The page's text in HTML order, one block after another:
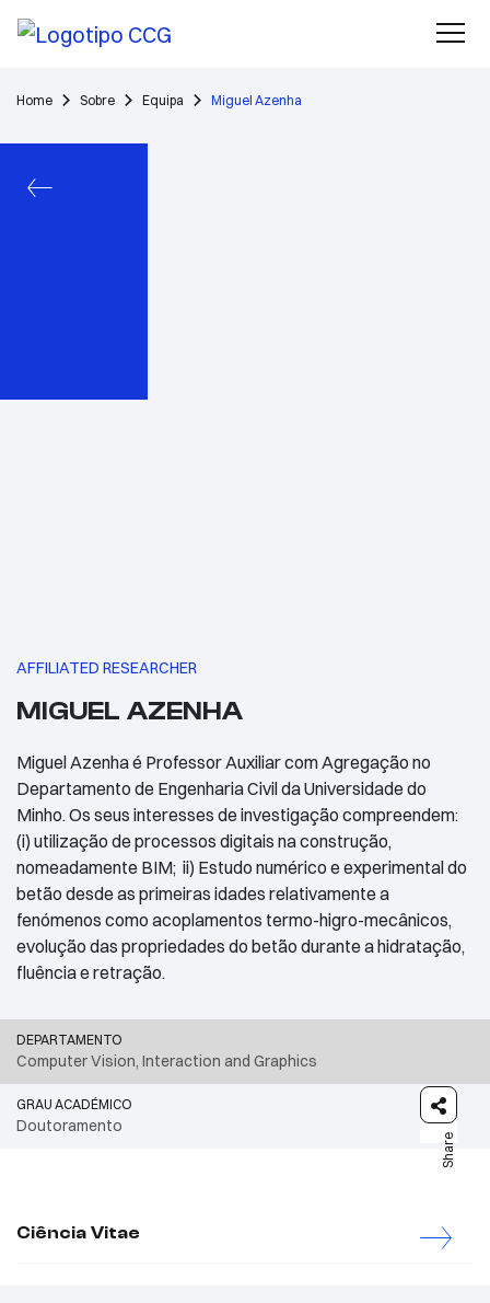
Home Sobre Equipa Miguel Azenha
AFFILIATED RESEARCHER
MIGUEL AZENHA
Miguel Azenha é Professor Auxiliar com Agregação no
Departamento de Engenharia Civil da Universidade do
Minho. Os seus interesses de investigação compreendem:
(i) utilização de processos digitais na construção,
nomeadamente BIM; ii) Estudo numérico e experimental do
betão desde as primeiras idades relativamente a
fenómenos como acoplamentos termo-higro-mecânicos,
evolução das propriedades do betão durante a hidratação,
fluência e retração.
DEPARTAMENTO
Computer Vision, Interaction and Graphics
GRAU ACADÉMICO
Doutoramento
Share
Ciência Vitae